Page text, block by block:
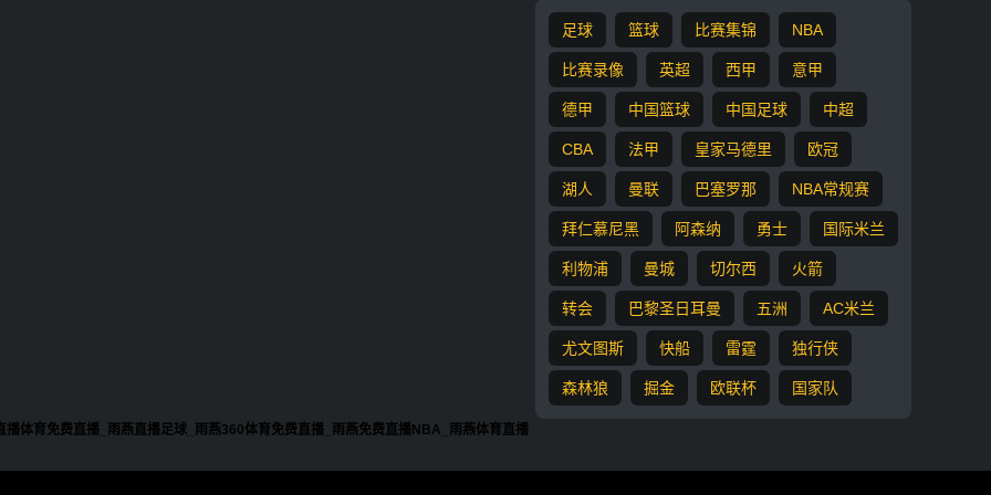
足球 篮球 比赛集锦 NBA
比赛录像 英超 西甲 意甲
德甲 中国篮球 中国足球 中超
CBA 法甲 皇家马德里 欧冠
湖人 曼联 巴塞罗那 NBA常规赛
拜仁慕尼黑 阿森纳 勇士 国际米兰
利物浦 曼城 切尔西 火箭
转会 巴黎圣日耳曼 五洲 AC米兰
尤文图斯 快船 雷霆 独行侠
森林狼 掘金 欧联杯 国家队
播体育免费直播_雨燕直播足球_雨燕360体育免费直播_雨燕免费直播NBA_雨燕体育直播